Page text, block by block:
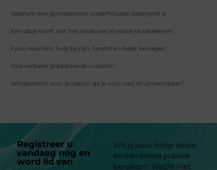
Waarom een gymzaalvloer onderhouden belangrijk is
Een dipje hoeft niet het einde van je relatie te betekenen
Fysio Haarlem: hulp bij pijn, herstel en beter bewegen
Hoe verbeter je bestaande content?
Windscherm voor je cabrio: ga je voor vast of uitneembaar?
Registreer u
vandaag nog en
word lid van
Wil jij jouw blogs delen
en een breed publiek
bereiken? Wacht niet